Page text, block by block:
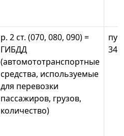
р. 2 ст. (070, 080, 090) =
ГИБДД
(автомототранспортные
средства, используемые
для перевозки
пассажиров, грузов,
количество)